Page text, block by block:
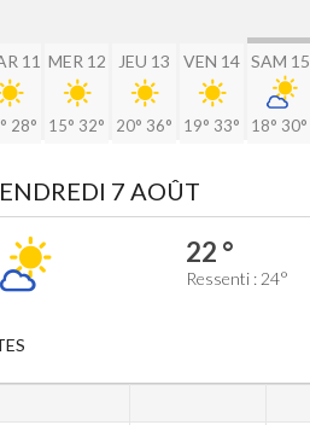
11
28°
MER 12
15° 32°
JEU 13
20° 36°
VEN 14
19° 33°
SAM 15
18° 30°
7 AOÛT
22 °
Ressenti : 24°